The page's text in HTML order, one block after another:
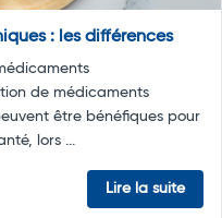
: les différences
de médicaments
être bénéfiques pour
lors ...
Lire la suite